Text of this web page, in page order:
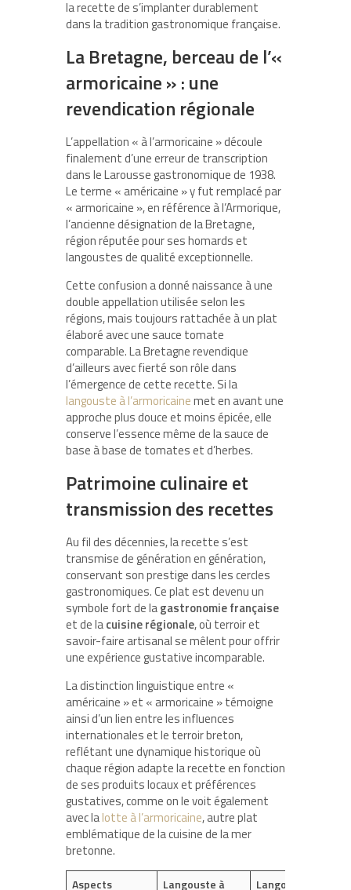
la recette de s’implanter durablement
dans la tradition gastronomique française.
La Bretagne, berceau de l’«
armoricaine » : une
revendication régionale
L’appellation « à l’armoricaine » découle
finalement d’une erreur de transcription
dans le Larousse gastronomique de 1938.
Le terme « américaine » y fut remplacé par
« armoricaine », en référence à l’Armorique,
l’ancienne désignation de la Bretagne,
région réputée pour ses homards et
langoustes de qualité exceptionnelle.
Cette confusion a donné naissance à une
double appellation utilisée selon les
régions, mais toujours rattachée à un plat
élaboré avec une sauce tomate
comparable. La Bretagne revendique
d’ailleurs avec fierté son rôle dans
l’émergence de cette recette. Si la
langouste à l’armoricainemet en avant une
approche plus douce et moins épicée, elle
conserve l’essence même de la sauce de
base à base de tomates et d’herbes.
Patrimoine culinaire et
transmission des recettes
Au fil des décennies, la recette s’est
transmise de génération en génération,
conservant son prestige dans les cercles
gastronomiques. Ce plat est devenu un
symbole fort de lagastronomie française
et de lacuisine régionale, où terroir et
savoir-faire artisanal se mêlent pour offrir
une expérience gustative incomparable.
La distinction linguistique entre «
américaine » et « armoricaine » témoigne
ainsi d’un lien entre les influences
internationales et le terroir breton,
reflétant une dynamique historique où
chaque région adapte la recette en fonction
de ses produits locaux et préférences
gustatives, comme on le voit également
avec lalotte à l’armoricaine, autre plat
emblématique de la cuisine de la mer
bretonne.
Aspects
Langouste à
Langouste à